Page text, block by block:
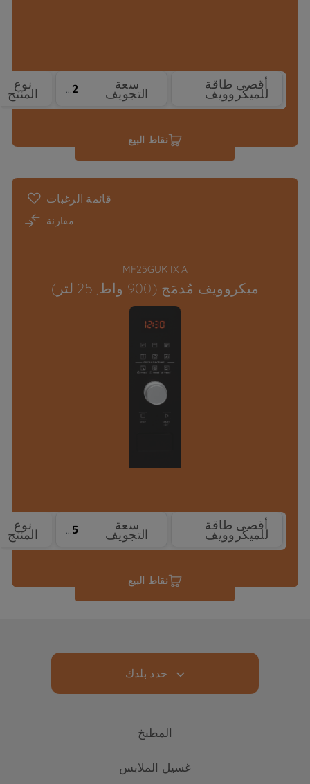
أقصى طاقة
للميكروويف
سعة
التجويف 22 نوع
المنتج
نقاط البيع
قائمة الرغبات
مقارنة
MF25GUK IX A
ميكروويف مُدمَج (900 واط, 25 لتر)
أقصى طاقة
للميكروويف
سعة
التجويف 25 نوع
المنتج
نقاط البيع
حدد بلدك
المطبخ
التبريد
غسيل الملابس